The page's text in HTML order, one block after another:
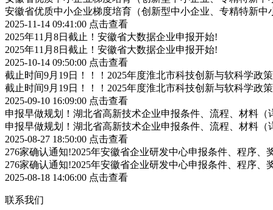
安徽省优质中小企业梯度培育（创新型中小企业、专精特新中
2025-11-14 09:41:00 点击查看
2025年11月8日截止！安徽省大数据企业申报开始!
2025年11月8日截止！安徽省大数据企业申报开始!
2025-10-14 09:50:00 点击查看
截止时间9月19日！！！2025年度淮北市科技创新与软科学
截止时间9月19日！！！2025年度淮北市科技创新与软科学
2025-09-10 16:09:00 点击查看
申报早做规划！湖北省高新技术企业申报条件、流程、材料（
申报早做规划！湖北省高新技术企业申报条件、流程、材料（
2025-08-27 18:50:00 点击查看
276家确认通知!2025年安徽省企业研发中心申报条件、程序、
276家确认通知!2025年安徽省企业研发中心申报条件、程序、
2025-08-18 14:06:00 点击查看
联系我们